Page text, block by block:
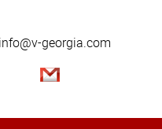
info@v-georgia.com